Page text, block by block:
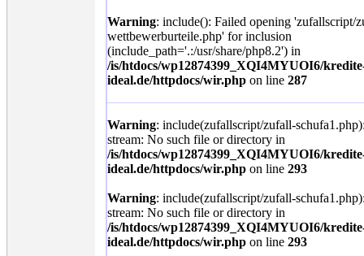
Warning: include(): Failed opening 'zufallscript/
wettbewerburteile.php' for inclusion
(include_path='.:/usr/share/php8.2') in
/is/htdocs/wp12874399_XQI4MYUOI6/
ideal.de/httpdocs/wir.phpon line 287
Warning: include(zufallscript/zufall-
stream: No such file or directory in
/is/htdocs/wp12874399_XQI4MYUOI6/
ideal.de/httpdocs/wir.phpon line 293
Warning: include(zufallscript/zufall-
stream: No such file or directory in
/is/htdocs/wp12874399_XQI4MYUOI6/
ideal.de/httpdocs/wir.phpon line 293